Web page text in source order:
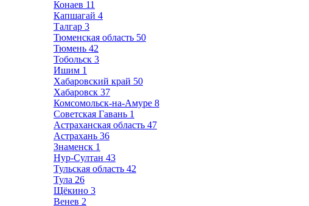
Конаев 11
Капшагай 4
Талгар 3
Тюменская область 50
Тюмень 42
Тобольск 3
Ишим 1
Хабаровский край 50
Хабаровск 37
Комсомольск-на-Амуре 8
Советская Гавань 1
Астраханская область 47
Астрахань 36
Знаменск 1
Нур-Султан 43
Тульская область 42
Тула 26
Щёкино 3
Венев 2